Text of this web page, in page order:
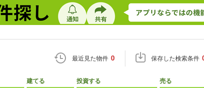
最近見た物件 0 保存した検索条件
建てる 投資する 売る